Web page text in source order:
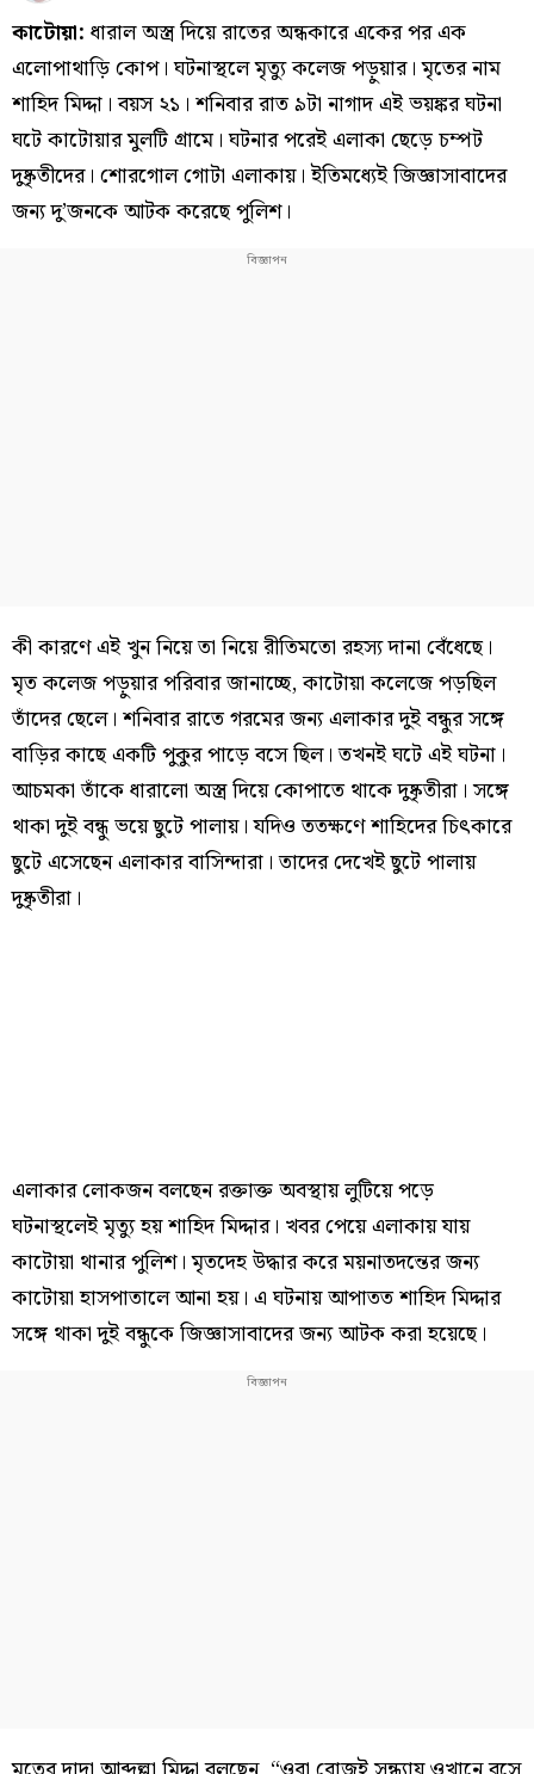
কাটোয়া: ধারাল অস্ত্র দিয়ে রাতের অন্ধকারে একের পর এক
এলোপাথাড়ি কোপ। ঘটনাস্থলে মৃত্যু কলেজ পড়ুয়ার। মৃতের নাম
শাহিদ মিদ্দা। বয়স ২১। শনিবার রাত ৯টা নাগাদ এই ভয়ঙ্কর ঘটনা
ঘটে কাটোয়ার মুলটি গ্রামে। ঘটনার পরেই এলাকা ছেড়ে চম্পট
দুষ্কৃতীদের। শোরগোল গোটা এলাকায়। ইতিমধ্যেই জিজ্ঞাসাবাদের
জন্য দু’জনকে আটক করেছে পুলিশ।
কী কারণে এই খুন নিয়ে তা নিয়ে রীতিমতো রহস্য দানা বেঁধেছে।
মৃত কলেজ পড়ুয়ার পরিবার জানাচ্ছে, কাটোয়া কলেজে পড়ছিল
তাঁদের ছেলে। শনিবার রাতে গরমের জন্য এলাকার দুই বন্ধুর সঙ্গে
বাড়ির কাছে একটি পুকুর পাড়ে বসে ছিল। তখনই ঘটে এই ঘটনা।
আচমকা তাঁকে ধারালো অস্ত্র দিয়ে কোপাতে থাকে দুষ্কৃতীরা। সঙ্গে
থাকা দুই বন্ধু ভয়ে ছুটে পালায়। যদিও ততক্ষণে শাহিদের চিৎকারে
ছুটে এসেছেন এলাকার বাসিন্দারা। তাদের দেখেই ছুটে পালায়
দুষ্কৃতীরা।
এলাকার লোকজন বলছেন রক্তাক্ত অবস্থায় লুটিয়ে পড়ে
ঘটনাস্থলেই মৃত্যু হয় শাহিদ মিদ্দার। খবর পেয়ে এলাকায় যায়
কাটোয়া থানার পুলিশ। মৃতদেহ উদ্ধার করে ময়নাতদন্তের জন্য
কাটোয়া হাসপাতালে আনা হয়। এ ঘটনায় আপাতত শাহিদ মিদ্দার
সঙ্গে থাকা দুই বন্ধুকে জিজ্ঞাসাবাদের জন্য আটক করা হয়েছে।